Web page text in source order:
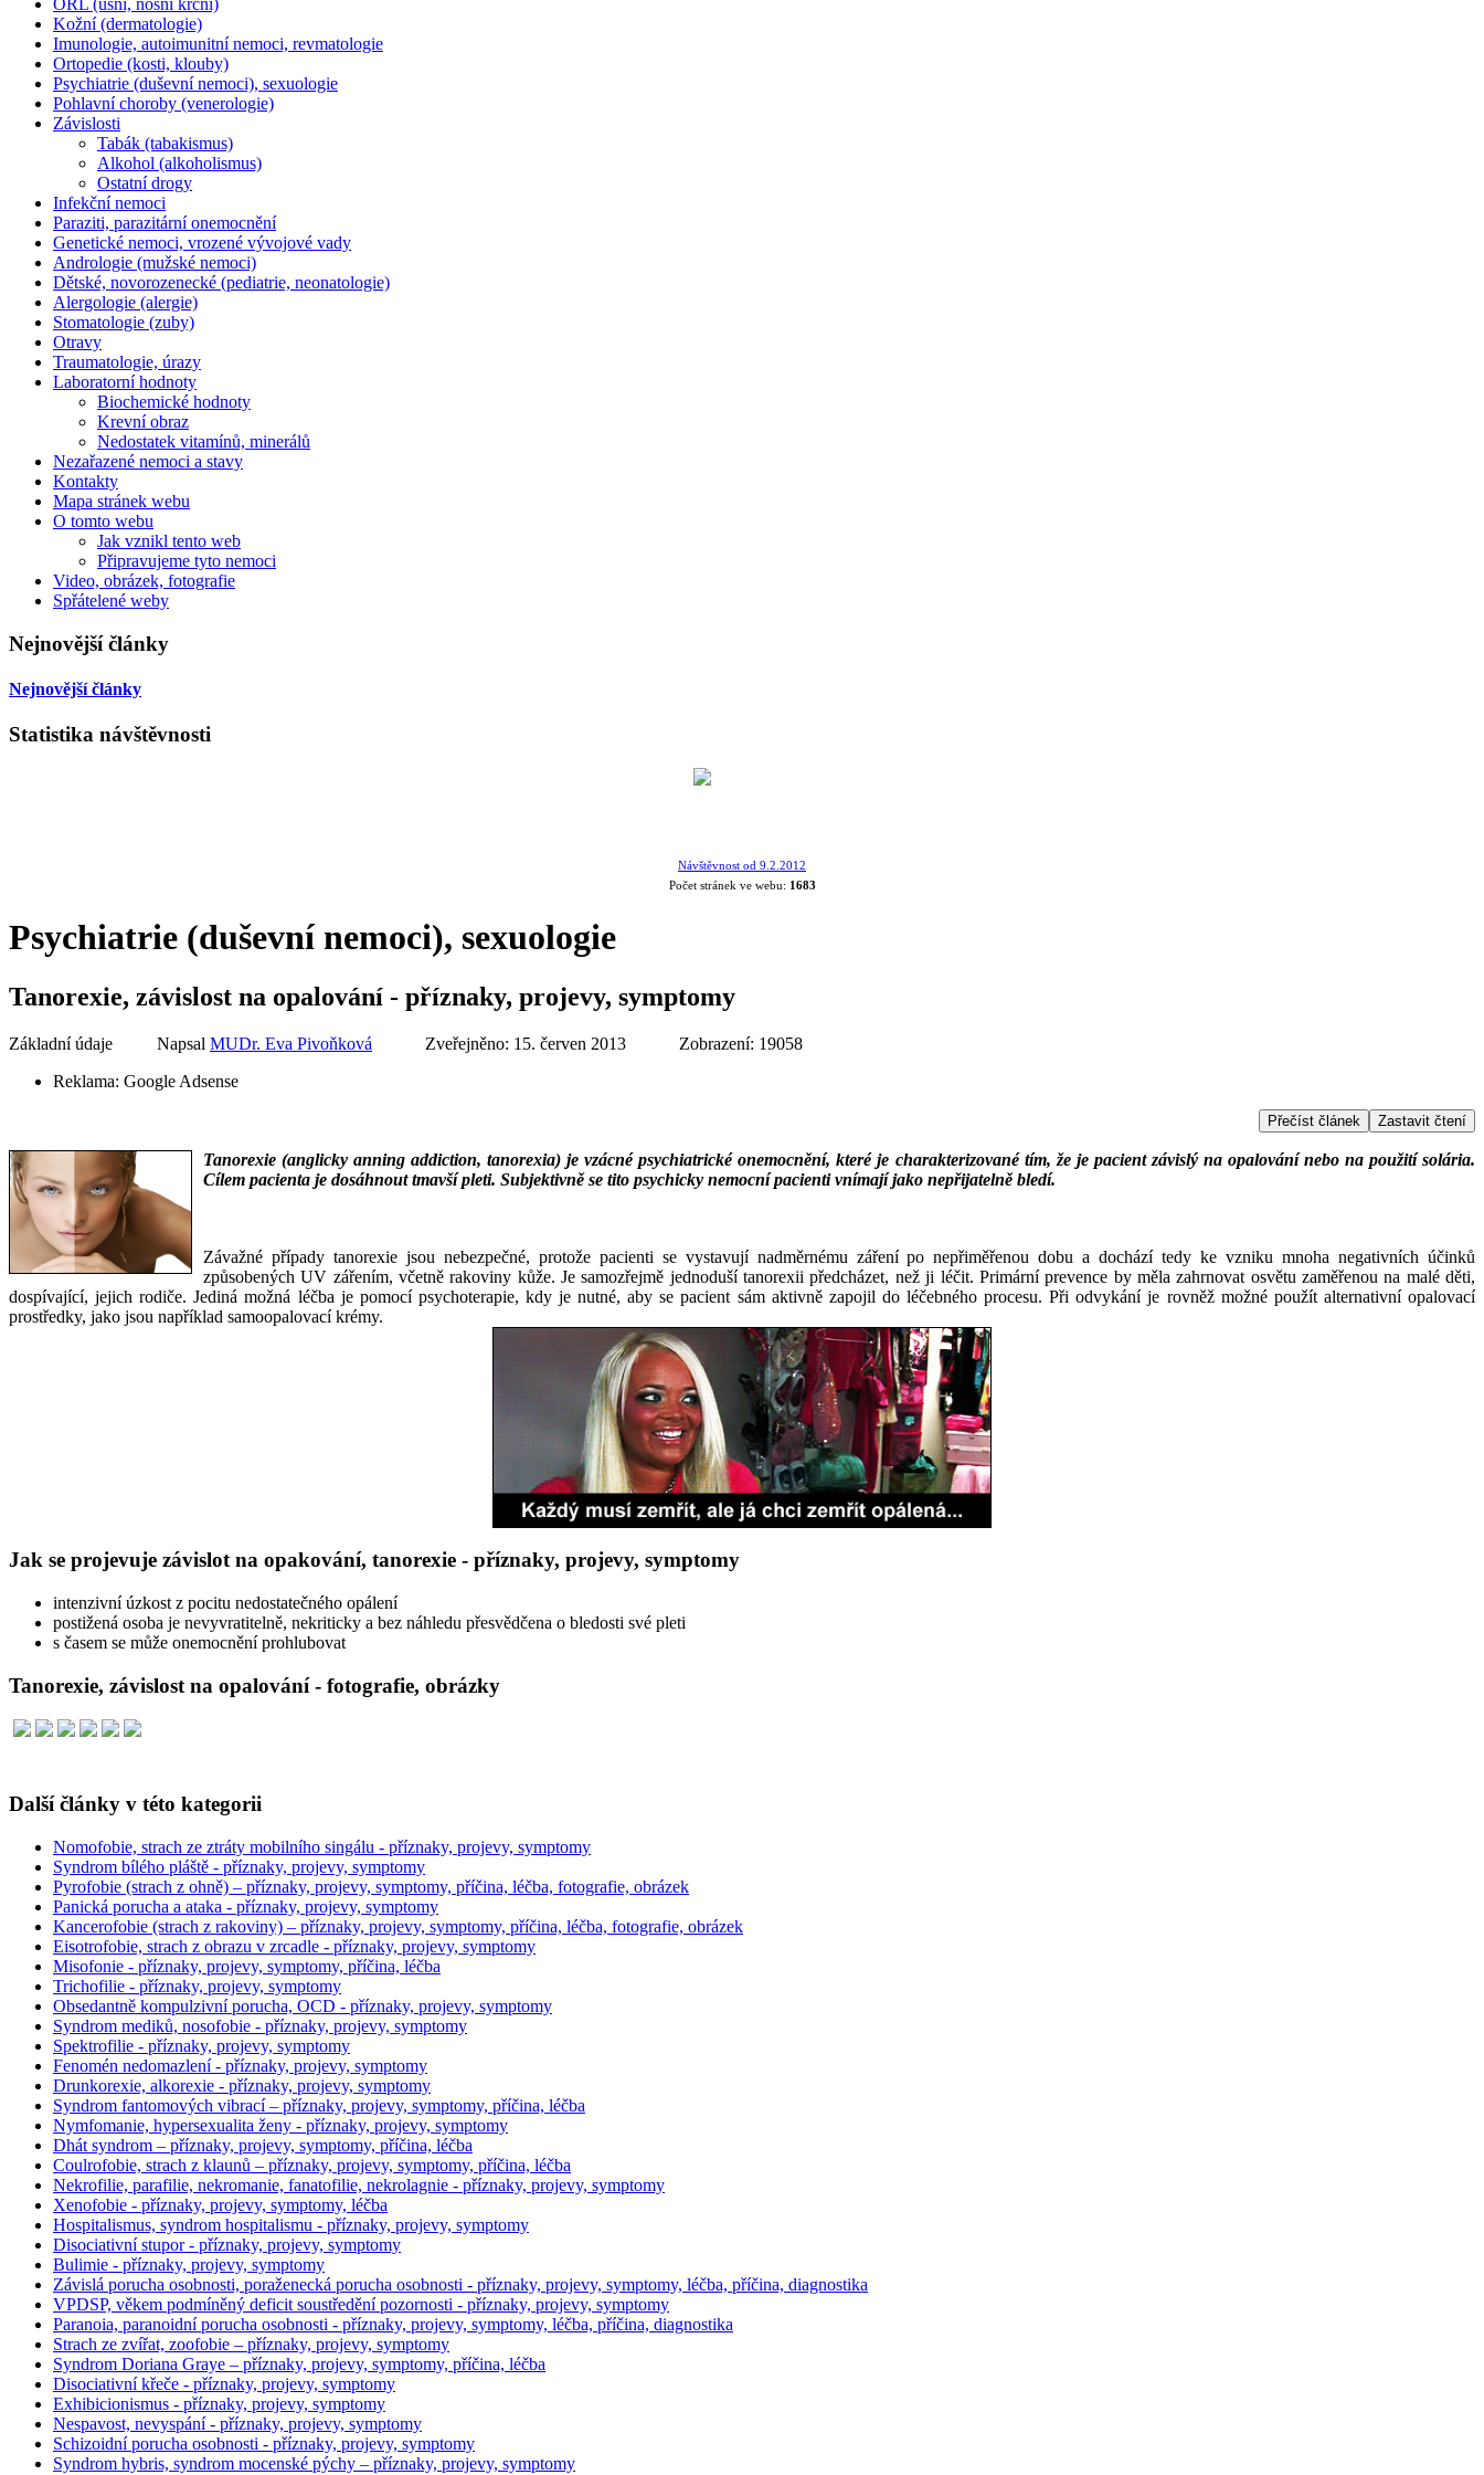
ORL (ušní, nosní krční)
Kožní (dermatologie)
Imunologie, autoimunitní nemoci, revmatologie
Ortopedie (kosti, klouby)
Psychiatrie (duševní nemoci), sexuologie
Pohlavní choroby (venerologie)
Závislosti
Tabák (tabakismus)
Alkohol (alkoholismus)
Ostatní drogy
Infekční nemoci
Paraziti, parazitární onemocnění
Genetické nemoci, vrozené vývojové vady
Andrologie (mužské nemoci)
Dětské, novorozenecké (pediatrie, neonatologie)
Alergologie (alergie)
Stomatologie (zuby)
Otravy
Traumatologie, úrazy
Laboratorní hodnoty
Biochemické hodnoty
Krevní obraz
Nedostatek vitamínů, minerálů
Nezařazené nemoci a stavy
Kontakty
Mapa stránek webu
O tomto webu
Jak vznikl tento web
Připravujeme tyto nemoci
Video, obrázek, fotografie
Spřátelené weby
Nejnovější články
Nejnovější články
Statistika návštěvnosti
Návštěvnost od 9.2.2012
Počet stránek ve webu: 1683
Psychiatrie (duševní nemoci), sexuologie
Tanorexie, závislost na opalování - příznaky, projevy, symptomy
Základní údaje Napsal MUDr. Eva Pivoňková Zveřejněno: 15. červen 2013
Zobrazení: 19058
Reklama: Google Adsense
Přečíst článek Zastavit čtení
Tanorexie (anglicky anning addiction, tanorexia) je vzácné psychiatrické onemocnění, které je charakterizované tím, že je pacient závislý na opalování nebo na použití solária.
Cílem pacienta je dosáhnout tmavší pleti. Subjektivně se tito psychicky nemocní pacienti vnímají jako nepřijatelně bledí.
Závažné případy tanorexie jsou nebezpečné, protože pacienti se vystavují nadměrnému záření po nepřiměřenou dobu a dochází tedy ke vzniku mnoha negativních účinků
způsobených UV zářením, včetně rakoviny kůže. Je samozřejmě jednoduší tanorexii předcházet, než ji léčit. Primární prevence by měla zahrnovat osvětu zaměřenou na malé děti,
dospívající, jejich rodiče. Jediná možná léčba je pomocí psychoterapie, kdy je nutné, aby se pacient sám aktivně zapojil do léčebného procesu. Při odvykání je rovněž možné použít alternativní opalovací
prostředky, jako jsou například samoopalovací krémy.
Jak se projevuje závislot na opakování, tanorexie - příznaky, projevy, symptomy
intenzivní úzkost z pocitu nedostatečného opálení
postižená osoba je nevyvratitelně, nekriticky a bez náhledu přesvědčena o bledosti své pleti
s časem se může onemocnění prohlubovat
Tanorexie, závislost na opalování - fotografie, obrázky
Další články v této kategorii
Nomofobie, strach ze ztráty mobilního singálu - příznaky, projevy, symptomy
Syndrom bílého pláště - příznaky, projevy, symptomy
Pyrofobie (strach z ohně) – příznaky, projevy, symptomy, příčina, léčba, fotografie, obrázek
Panická porucha a ataka - příznaky, projevy, symptomy
Kancerofobie (strach z rakoviny) – příznaky, projevy, symptomy, příčina, léčba, fotografie, obrázek
Eisotrofobie, strach z obrazu v zrcadle - příznaky, projevy, symptomy
Misofonie - příznaky, projevy, symptomy, příčina, léčba
Trichofilie - příznaky, projevy, symptomy
Obsedantně kompulzivní porucha, OCD - příznaky, projevy, symptomy
Syndrom mediků, nosofobie - příznaky, projevy, symptomy
Spektrofilie - příznaky, projevy, symptomy
Fenomén nedomazlení - příznaky, projevy, symptomy
Drunkorexie, alkorexie - příznaky, projevy, symptomy
Syndrom fantomových vibrací – příznaky, projevy, symptomy, příčina, léčba
Nymfomanie, hypersexualita ženy - příznaky, projevy, symptomy
Dhát syndrom – příznaky, projevy, symptomy, příčina, léčba
Coulrofobie, strach z klaunů – příznaky, projevy, symptomy, příčina, léčba
Nekrofilie, parafilie, nekromanie, fanatofilie, nekrolagnie - příznaky, projevy, symptomy
Xenofobie - příznaky, projevy, symptomy, léčba
Hospitalismus, syndrom hospitalismu - příznaky, projevy, symptomy
Disociativní stupor - příznaky, projevy, symptomy
Bulimie - příznaky, projevy, symptomy
Závislá porucha osobnosti, poraženecká porucha osobnosti - příznaky, projevy, symptomy, léčba, příčina, diagnostika
VPDSP, věkem podmíněný deficit soustředění pozornosti - příznaky, projevy, symptomy
Paranoia, paranoidní porucha osobnosti - příznaky, projevy, symptomy, léčba, příčina, diagnostika
Strach ze zvířat, zoofobie – příznaky, projevy, symptomy
Syndrom Doriana Graye – příznaky, projevy, symptomy, příčina, léčba
Disociativní křeče - příznaky, projevy, symptomy
Exhibicionismus - příznaky, projevy, symptomy
Nespavost, nevyspání - příznaky, projevy, symptomy
Schizoidní porucha osobnosti - příznaky, projevy, symptomy
Syndrom hybris, syndrom mocenské pýchy – příznaky, projevy, symptomy